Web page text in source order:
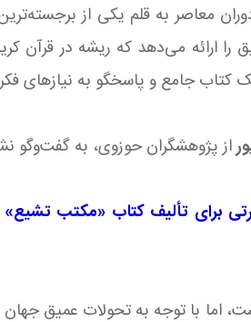
معاصر به قلم یکی از
می‌دهد که ریشه در قرآن
کتاب جامع و پاسخگو به
از پژوهشگران حوزوی، به گفت‌وگو
برای تألیف کتاب «مکتب تشیع»
اما با توجه به تحولات عمیق جهان